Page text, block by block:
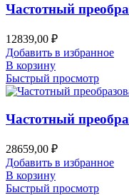
Частотный
12839,00 ₽
Добавить в избранное
В корзину
Быстрый просмотр
Частотный
28659,00 ₽
Добавить в избранное
В корзину
Быстрый просмотр